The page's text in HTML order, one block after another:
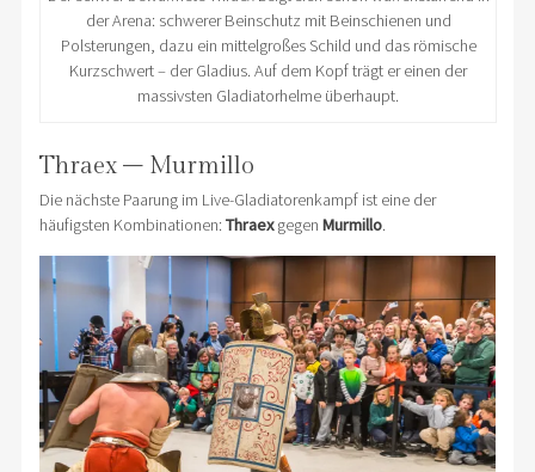
der Arena: schwerer Beinschutz mit Beinschienen und
Polsterungen, dazu ein mittelgroßes Schild und das römische
Kurzschwert – der Gladius. Auf dem Kopf trägt er einen der
massivsten Gladiatorhelme überhaupt.
Thraex – Murmillo
Die nächste Paarung im Live-Gladiatorenkampf ist eine der
häufigsten Kombinationen: Thraexgegen Murmillo.